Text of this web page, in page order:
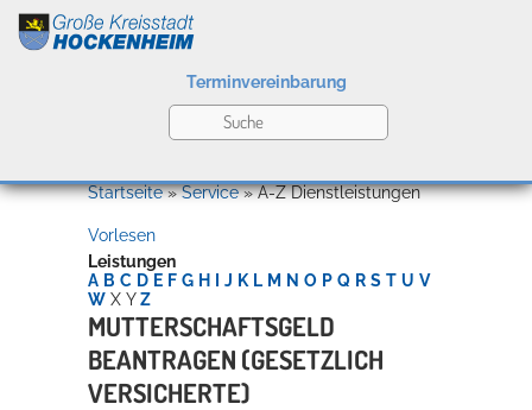
Kultur
Bildung
Terminvereinbarung
Willkommen in Hockenheim
Startseite»Service»A-Z Dienstleistungen
Vorlesen
Leistungen
A B C D E F G H J K L M N O P Q R S T U V
W X Y Z
MUTTERSCHAFTSGELD
BEANTRAGEN (GESETZLICH
VERSICHERTE)